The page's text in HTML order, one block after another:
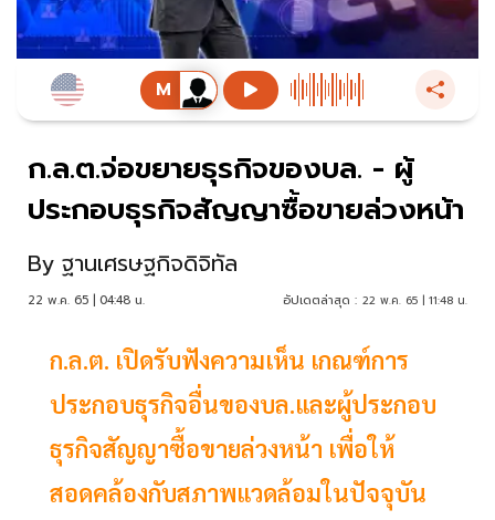
ก.ล.ต.จ่อขยายธุรกิจของบล. - ผู้
ประกอบธุรกิจสัญญาซื้อขายล่วงหน้า
By ฐานเศรษฐกิจดิจิทัล
22 พ.ค. 65 | 04:48 น. อัปเดตล่าสุด : 22 พ.ค. 65 | 11:48 น.
ก.ล.ต. เปิดรับฟังความเห็น เกณฑ์การ
ประกอบธุรกิจอื่นของบล.และผู้ประกอบ
ธุรกิจสัญญาซื้อขายล่วงหน้า เพื่อให้
สอดคล้องกับสภาพแวดล้อมในปัจจุบัน